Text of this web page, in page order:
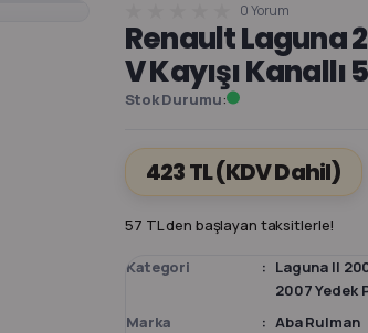
0 Yorum
Renault Laguna
V Kayışı Kanallı
Stok Durumu
423 TL(KDV Dahil)
57 TL den başlayan taksitlerle!
Kategori Laguna II
2007 Yedek
Marka
Aba Rulman